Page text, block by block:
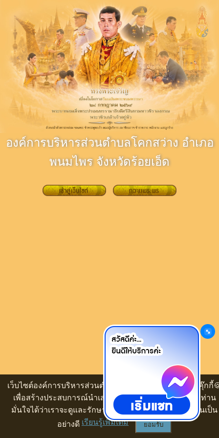
เว็บไซต์องค์การบริหารส่วนตำบลโคกสว่าง ขออนุญาตใช้คุ๊กกี้
เพื่อสร้างประสบการณ์นำเสนอเนื้อหาที่ดีให้กับท่าน ทั้งนี้ ท่าน
มั่นใจได้ว่าเราจะดูและรักษาความปลอดภัยข้อมูลของท่านเป็น
อย่างดี เรียนรู้เพิ่มเติม ยอมรับ
องค์การบริหารส่วนตำบลโคกสว่าง อำเภอ
พนมไพร จังหวัดร้อยเอ็ด